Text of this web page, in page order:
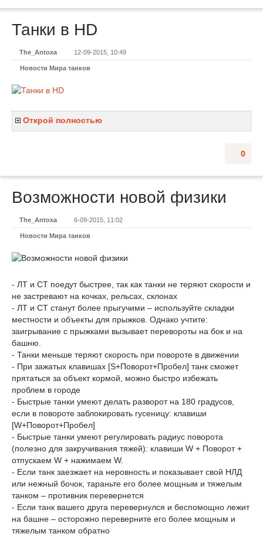
Танки в HD
The_Antoxa 12-09-2015, 10:49
Новости Мира танков
Открой полностью
0
Возможности новой физики
The_Antoxa 6-09-2015, 11:02
Новости Мира танков
- ЛТ и СТ поедут быстрее, так как танки не теряют скорости и
не застревают на кочках, рельсах, склонах
- ЛТ и СТ станут более прыгучими – используйте складки
местности и объекты для прыжков. Однако учтите:
заигрывание с прыжками вызывает перевороты на бок и на
башню.
- Танки меньше теряют скорость при повороте в движении
- При зажатых клавишах [S+Поворот+Пробел] танк сможет
прятаться за объект кормой, можно быстро избежать
проблем в городе
- Быстрые танки умеют делать разворот на 180 градусов,
если в повороте заблокировать гусеницу: клавиши
[W+Поворот+Пробел]
- Быстрые танки умеют регулировать радиус поворота
(полезно для закручивания тяжей): клавиши W + Поворот +
отпускаем W + нажимаем W.
- Если танк заезжает на неровность и показывает свой НЛД
или нежный бочок, тараньте его более мощным и тяжелым
танком – противник перевернется
- Если танк вашего друга перевернулся и беспомощно лежит
на башне – осторожно переверните его более мощным и
тяжелым танком обратно